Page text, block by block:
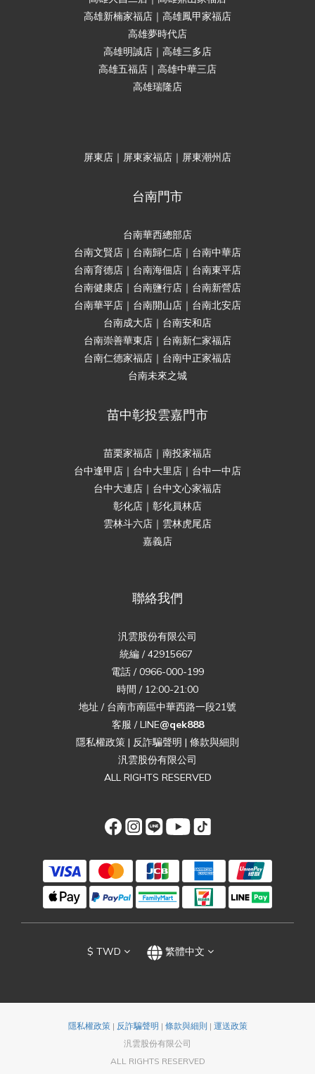
高雄新楠家福店｜高雄鳳甲家福店
高雄夢時代店
高雄明誠店｜高雄三多店
高雄五福店｜高雄中華三店
高雄瑞隆店
屏東店｜屏東家福店｜屏東潮州店
台南門市
台南華西總部店
台南文賢店｜台南歸仁店｜台南中華店
台南育德店｜台南海佃店｜台南東平店
台南健康店｜台南鹽行店｜台南新營店
台南華平店｜台南開山店｜台南北安店
台南成大店｜台南安和店
台南崇善華東店｜台南新仁家福店
台南仁德家福店｜台南中正家福店
台南未來之城
苗中彰投雲嘉門市
苗栗家福店｜南投家福店
台中逢甲店｜台中大里店｜台中一中店
台中大連店｜台中文心家福店
彰化店｜彰化員林店
雲林斗六店｜雲林虎尾店
嘉義店
聯絡我們
汎雲股份有限公司
統編 / 42915667
電話 / 0966-000-199
時間 / 12:00-21:00
地址 / 台南市南區中華西路一段21號
客服 / LINE@qek888
隱私權政策 | 反詐騙聲明 | 條款與細則
汎雲股份有限公司
ALL RIGHTS RESERVED
$ TWD 繁體中文
隱私權政策| 反詐騙聲明 | 條款與細則 | 運送政策
汎雲股份有限公司
ALL RIGHTS RESERVED